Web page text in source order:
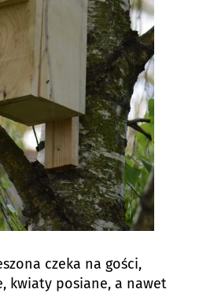
czeka na gości,
kwiaty posiane, a nawet